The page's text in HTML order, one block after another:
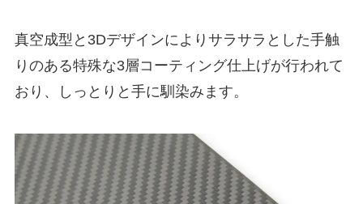
真空成型と3Dデザインによりサラサラとした手触
りのある特殊な3層コーティング仕上げが行われて
おり、しっとりと手に馴染みます。